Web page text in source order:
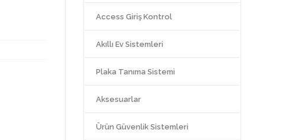
Access Giriş Kontrol
Akıllı Ev Sistemleri
Plaka Tanıma Sistemi
Aksesuarlar
Ürün Güvenlik Sistemleri